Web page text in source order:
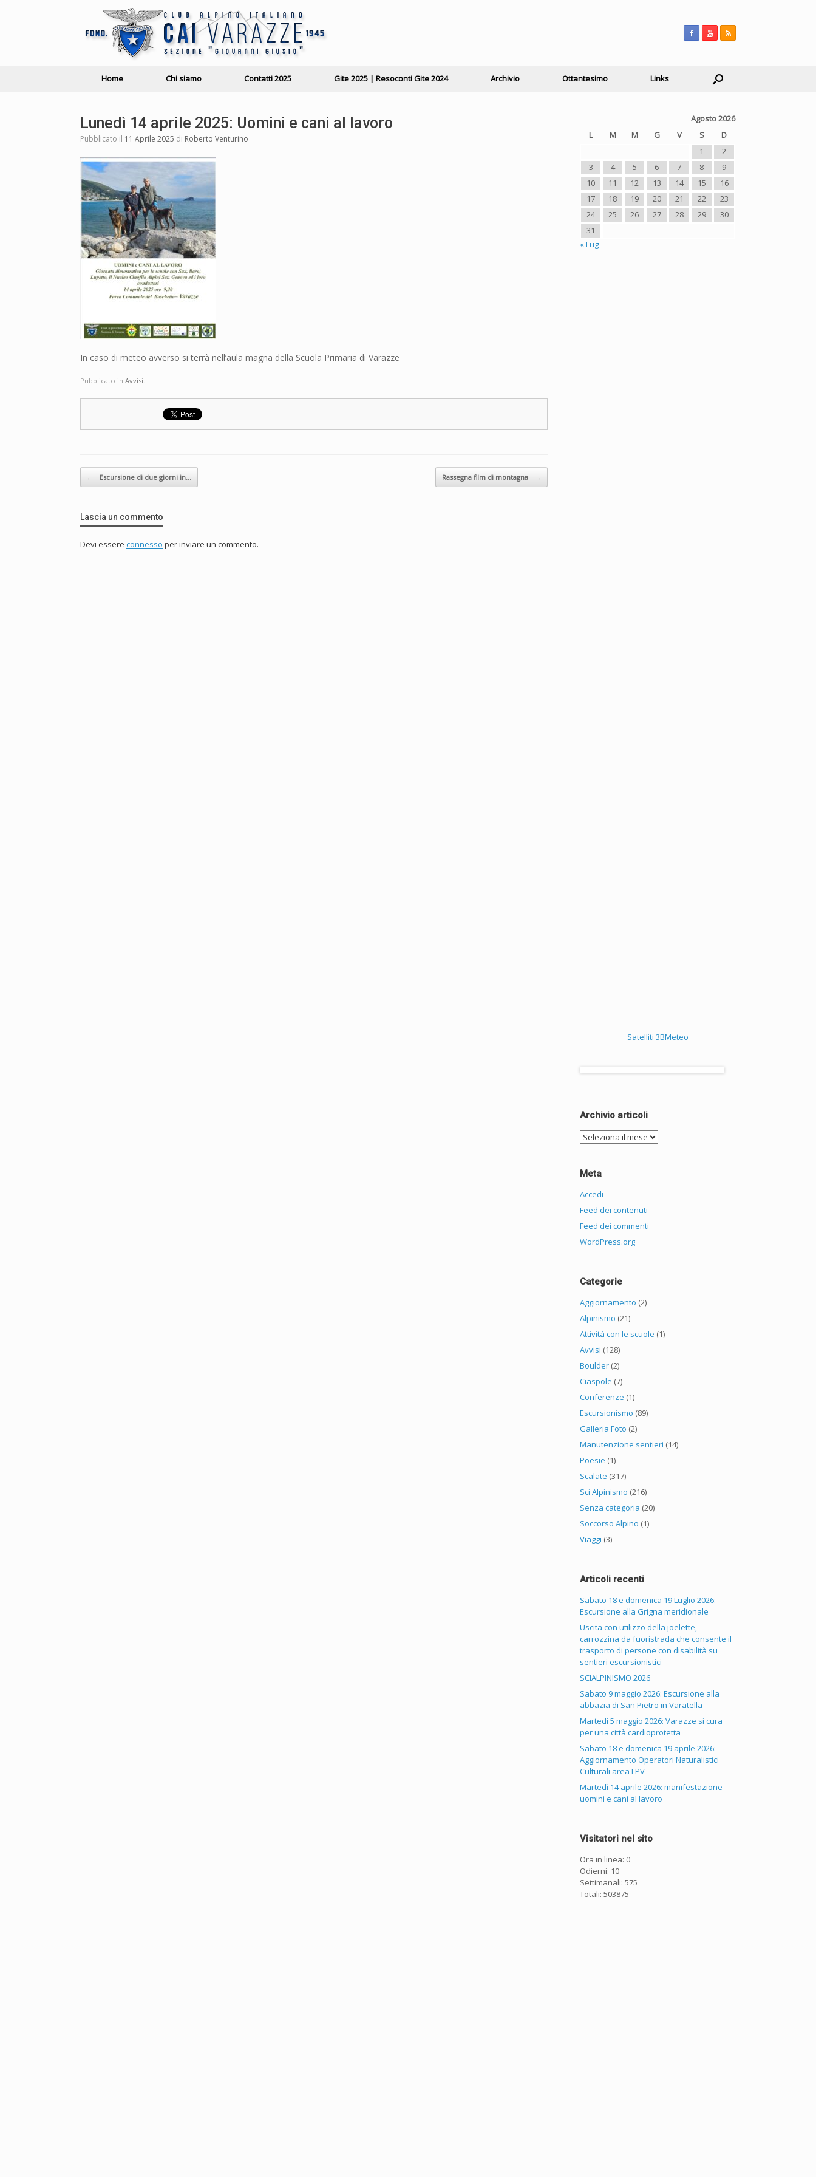
Home Chi siamo Contatti 2025 Gite 2025 | Resoconti Gite 2024 Archivio Ottantesimo Links
Lunedì 14 aprile 2025: Uomini e cani al lavoro
Pubblicato il 11 Aprile 2025 di Roberto Venturino
In caso di meteo avverso si terrà nell’aula magna della Scuola Primaria di Varazze
Pubblicato in Avvisi
Navigazione articolo
← Escursione di due giorni in… Rassegna film di montagna →
Lascia un commento
Devi essere connesso per inviare un commento.
Agosto 2026
L
M M G V S
D
1
2
3
4 5 6 7 8
9
10
11 12 13 14 15
16
17
18 19 20 21 22
23
24
25 26 27 28 29
30
31
« Lug
Satelliti 3BMeteo
Archivio articoli
Archivio
articoli
Meta
Accedi
Feed dei contenuti
Feed dei commenti
WordPress.org
Categorie
Aggiornamento (2)
Alpinismo (21)
Attività con le scuole (1)
Avvisi (128)
Boulder (2)
Ciaspole (7)
Conferenze (1)
Escursionismo (89)
Galleria Foto (2)
Manutenzione sentieri (14)
Poesie (1)
Scalate (317)
Sci Alpinismo (216)
Senza categoria (20)
Soccorso Alpino (1)
Viaggi (3)
Articoli recenti
Sabato 18 e domenica 19 Luglio 2026:
Escursione alla Grigna meridionale
Uscita con utilizzo della joelette,
carrozzina da fuoristrada che consente il
trasporto di persone con disabilità su
sentieri escursionistici
SCIALPINISMO 2026
Sabato 9 maggio 2026: Escursione alla
abbazia di San Pietro in Varatella
Martedì 5 maggio 2026: Varazze si cura
per una città cardioprotetta
Sabato 18 e domenica 19 aprile 2026:
Aggiornamento Operatori Naturalistici
Culturali area LPV
Martedì 14 aprile 2026: manifestazione
uomini e cani al lavoro
Visitatori nel sito
Ora in linea: 0
Odierni: 10
Settimanali: 575
Totali: 503875